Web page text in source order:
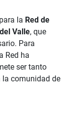
la Red de
Valle, que
Para
Red ha
ser tanto
comunidad de